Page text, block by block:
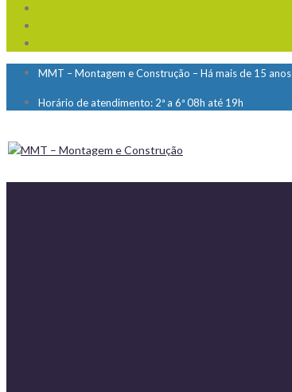
MMT – Montagem e Construção – Há mais de 15 anos
Horário de atendimento: 2ª a 6ª 08h até 19h